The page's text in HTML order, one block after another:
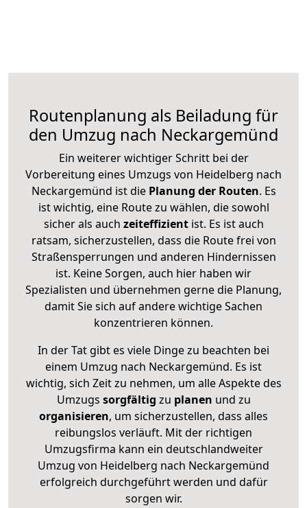
Routenplanung als Beiladung für
den Umzug nach Neckargemünd
Ein weiterer wichtiger Schritt bei der
Vorbereitung eines Umzugs von Heidelberg nach
Neckargemünd ist diePlanung der Routen. Es
ist wichtig, eine Route zu wählen, die sowohl
sicher als auch zeiteffizientist. Es ist auch
ratsam, sicherzustellen, dass die Route frei von
Straßensperrungen und anderen Hindernissen
ist. Keine Sorgen, auch hier haben wir
Spezialisten und übernehmen gerne die Planung,
damit Sie sich auf andere wichtige Sachen
konzentrieren können.
In der Tat gibt es viele Dinge zu beachten bei
einem Umzug nach Neckargemünd. Es ist
wichtig, sich Zeit zu nehmen, um alle Aspekte des
Umzugs sorgfältig zu planen und zu
organisieren, um sicherzustellen, dass alles
reibungslos verläuft. Mit der richtigen
Umzugsfirma kann ein deutschlandweiter
Umzug von Heidelberg nach Neckargemünd
erfolgreich durchgeführt werden und dafür
sorgen wir.